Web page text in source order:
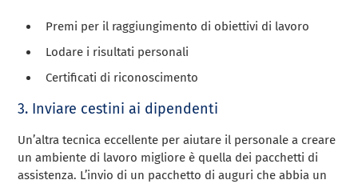
Premi per il raggiungimento di obiettivi di lavoro
Lodare i risultati personali
Certificati di riconoscimento
3. Inviare cestini ai dipendenti
Un’altra tecnica eccellente per aiutare il personale a creare
un ambiente di lavoro migliore è quella dei pacchetti di
assistenza. L’invio di un pacchetto di auguri che abbia un